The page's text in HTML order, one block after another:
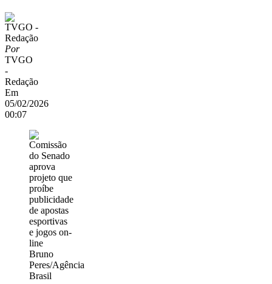
Por
TVGO
-
Redação
Em
05/02/2026
00:07
Bruno
Peres/Agência
Brasil